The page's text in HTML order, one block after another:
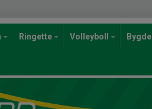
Ringette Volleyboll